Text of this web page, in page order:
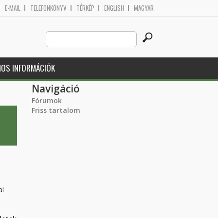
E-MAIL TELEFONKÖNYV TÉRKÉP ENGLISH MAGYAR
Search
this
site
INFORMÁCIÓK
Navigáció
Fórumok
Friss tartalom